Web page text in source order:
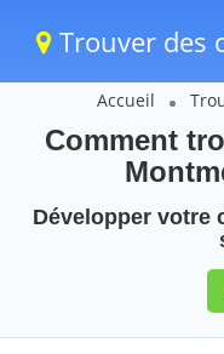
Trouver des
Accueil
Comment
Développer votre